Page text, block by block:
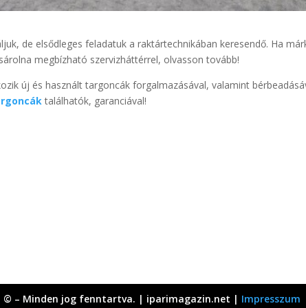
de elsődleges feladatuk a raktártechnikában keresendő. Ha
megbízható szervizháttérrel, olvasson tovább!
új és használt targoncák forgalmazásával, valamint
találhatók, garanciával!
© – Minden jog fenntartva. | iparimagazin.net | Impresszum